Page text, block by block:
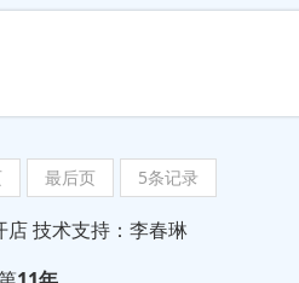
最后页 5条记录
店技术支持：李春琳